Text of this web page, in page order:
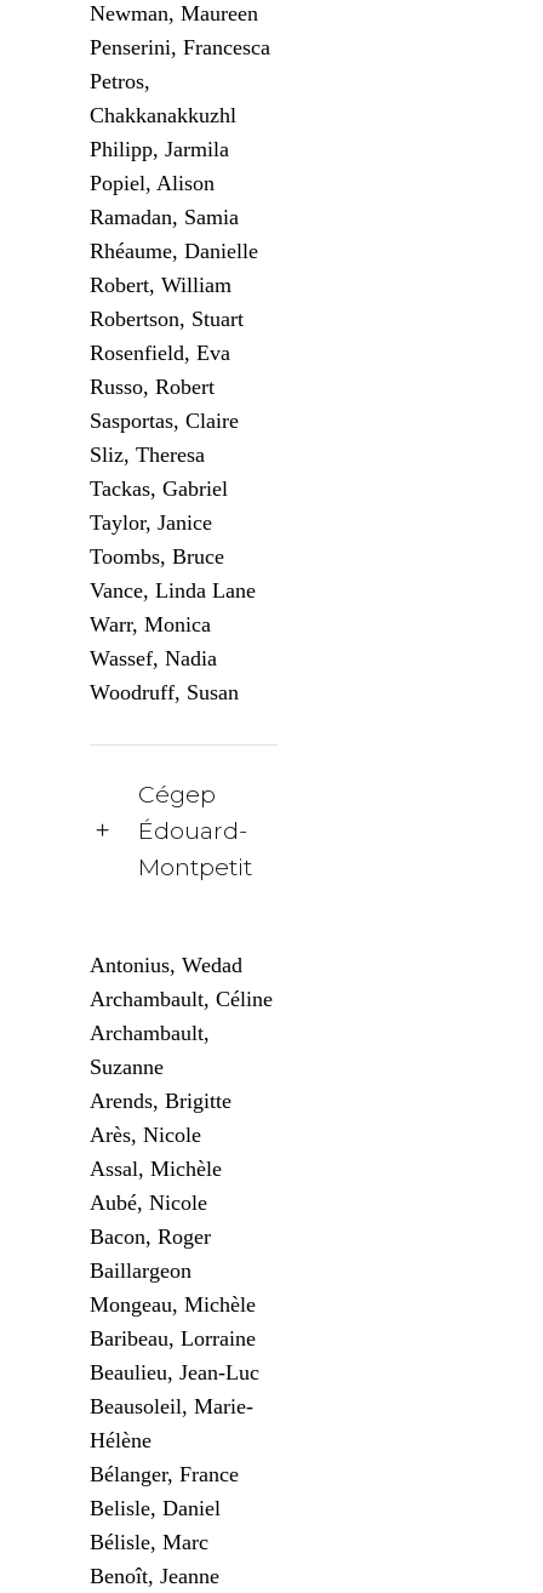
Newman, Maureen
Penserini, Francesca
Petros,
Chakkanakkuzhl
Philipp, Jarmila
Popiel, Alison
Ramadan, Samia
Rhéaume, Danielle
Robert, William
Robertson, Stuart
Rosenfield, Eva
Russo, Robert
Sasportas, Claire
Sliz, Theresa
Tackas, Gabriel
Taylor, Janice
Toombs, Bruce
Vance, Linda Lane
Warr, Monica
Wassef, Nadia
Woodruff, Susan
Cégep
Édouard-
Montpetit
Antonius, Wedad
Archambault, Céline
Archambault,
Suzanne
Arends, Brigitte
Arès, Nicole
Assal, Michèle
Aubé, Nicole
Bacon, Roger
Baillargeon
Mongeau, Michèle
Baribeau, Lorraine
Beaulieu, Jean-Luc
Beausoleil, Marie-
Hélène
Bélanger, France
Belisle, Daniel
Bélisle, Marc
Benoît, Jeanne